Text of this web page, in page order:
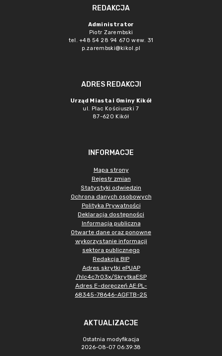
REDAKCJA
Administrator
Piotr Zarembski
tel. +48 54 28 94 670 wew. 31
p.zarembski@kikol.pl
ADRES REDAKCJI
Urząd Miasta i Gminy Kikół
ul. Plac Kościuszki 7
87-620 Kikół
INFORMACJE
Mapa strony
Rejestr zmian
Statystyki odwiedzin
Ochrona danych osobowych
Polityka Prywatności
Deklaracja dostępności
Informacja publiczna
Otwarte dane oraz ponowne
wykorzystanie informacji
sektora publicznego
Redakcja BIP
Adres skrytki ePUAP
/hlc4c7r03x/SkrytkaESP
Adres E-doręczeń AE:PL-
68345-78646-AGFTB-25
AKTUALIZACJE
Ostatnia modyfikacja
2026-08-07 06:39:38